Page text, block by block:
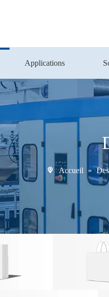
Applications
Accueil »